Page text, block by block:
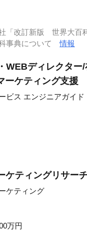
「改訂新版 世界大百
事典について情報
WEBディレクター
ーケティング支援
ビス エンジニアガイド
ケティングリサー
ケティング
万円